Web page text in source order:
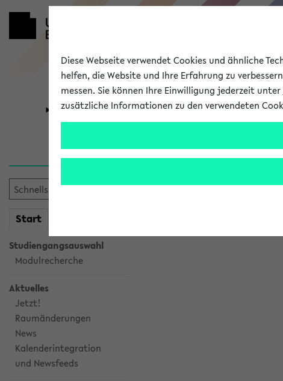
Universität Forschung
Start
Studiengangsauswahl
Modulrecherche
Aktuelles
Jetzt!
Raumänderungen
News
Kalenderintegration
und Newsfeeds
Verlauf
Diese Webseite verwendet Cookies und ähnliche
helfen, die Website und Ihre Erfahrung zu
messen. Sie können Ihre Einwilligung jederzeit unter
zusätzliche Informationen zu den verwendeten